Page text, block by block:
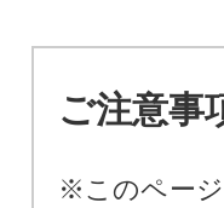
ご注意事
※このペー